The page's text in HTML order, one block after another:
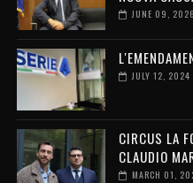
JUNE 09, 2026
JULY 12, 2024
CIRCUS LA
CLAUDIO
MARCH 01,